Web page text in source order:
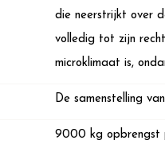
die neerstrijkt over
volledig tot zijn
microklimaat is,
De samenstelling
9000 kg opbrengst